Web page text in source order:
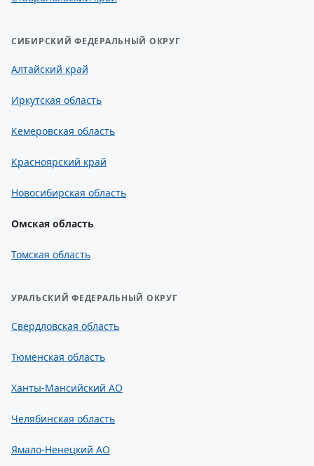
СИБИРСКИЙ ФЕДЕРАЛЬНЫЙ ОКРУГ
Алтайский край
Иркутская область
Кемеровская область
Красноярский край
Новосибирская область
Омская область
Томская область
УРАЛЬСКИЙ ФЕДЕРАЛЬНЫЙ ОКРУГ
Свердловская область
Тюменская область
Ханты-Мансийский АО
Челябинская область
Ямало-Ненецкий АО